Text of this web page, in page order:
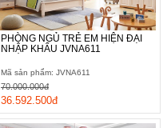
PHÒNG NGỦ TRẺ EM HIỆN ĐẠI
NHẬP KHẨU JVNA611
Mã sản phẩm: JVNA611
36.592.500đ
70.000.000đ